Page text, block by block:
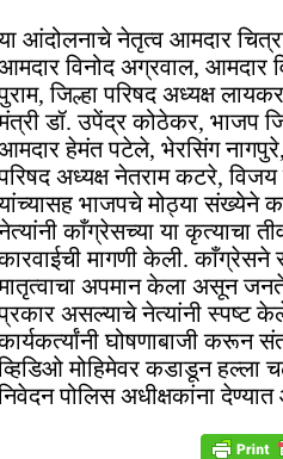
आंदोलनाचे नेतृत्व आमदार
विनोद अग्रवाल, आमदार
जिल्हा परिषद अध्यक्ष
डॉ. उपेंद्र कोठेकर, भाजप
हेमंत पटेले, भेरसिंग
अध्यक्ष नेतराम कटरे,
भाजपचे मोठ्या संख्येने
काँग्रेसच्या या कृत्याचा
मागणी केली. काँग्रेसने
अपमान केला असून
असल्याचे नेत्यांनी स्पष्ट
घोषणाबाजी करून
मोहिमेवर कडाडून हल्ला
पोलिस अधीक्षकांना